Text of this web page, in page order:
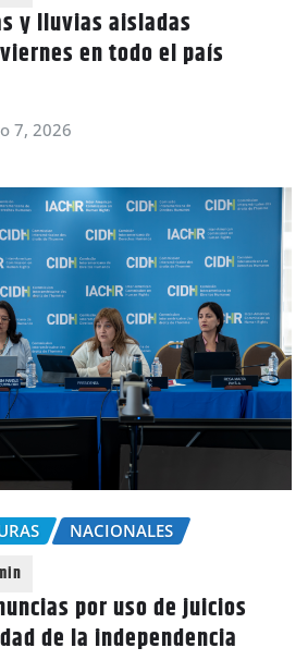
y lluvias aisladas
en todo el país
7, 2026
NACIONALES
por uso de juicios
de la independencia